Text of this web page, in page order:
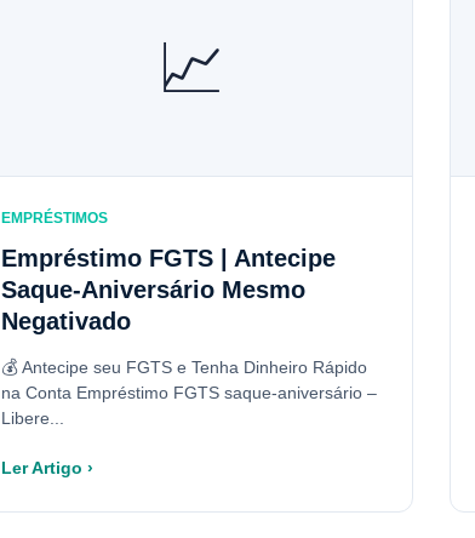
📈
EMPRÉSTIMOS
Empréstimo FGTS | Antecipe
Saque-Aniversário Mesmo
Negativado
💰 Antecipe seu FGTS e Tenha Dinheiro Rápido
na Conta Empréstimo FGTS saque-aniversário –
Libere...
Ler Artigo ›